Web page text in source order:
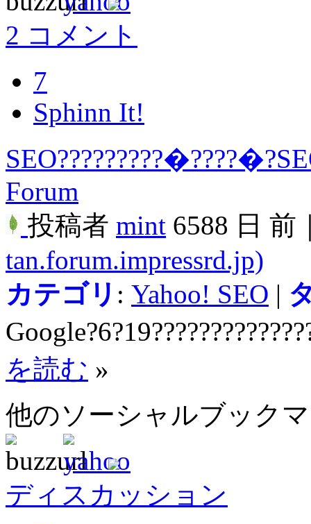
2 コメント
7
Sphinn It!
Forum
投稿者 mint 6588 日 前
tan.forum.impressrd.jp)
カテゴリ : Yahoo! SEO |
を読む »
他のソーシャルブック
ディスカッション